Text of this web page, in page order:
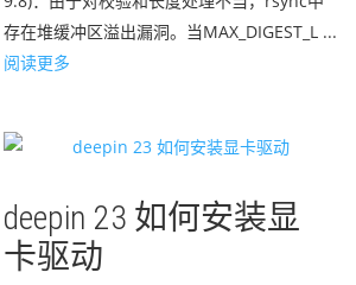
存在堆缓冲区溢出漏洞。当MAX_DIGEST_L ...
阅读更多
deepin 23 如何安装显
卡驱动